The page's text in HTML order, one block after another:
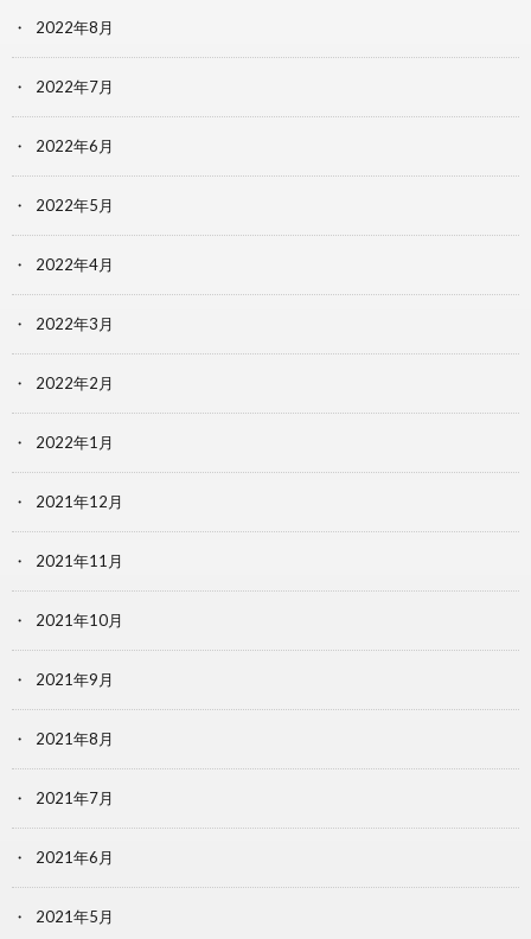
2022年8月
2022年7月
2022年6月
2022年5月
2022年4月
2022年3月
2022年2月
2022年1月
2021年12月
2021年11月
2021年10月
2021年9月
2021年8月
2021年7月
2021年6月
2021年5月